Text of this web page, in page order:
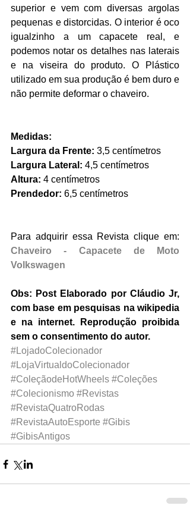
superior e vem com diversas argolas
pequenas e distorcidas. O interior é oco
igualzinho a um capacete real, e
podemos notar os detalhes nas laterais
e na viseira do produto. O Plástico
utilizado em sua produção é bem duro e
não permite deformar o chaveiro.
Medidas:
Largura da Frente: 3,5 centímetros
Largura Lateral: 4,5 centímetros
Altura: 4 centímetros
Prendedor: 6,5 centímetros
Chaveiro - Capacete de Moto
Volkswagen
Obs: Post Elaborado por Cláudio Jr,
com base em pesquisas na wikipedia
e na internet. Reprodução proibida
sem o consentimento do autor.
#LojadoColecionador
#LojaVirtualdoColecionador
#ColeçãodeHotWheels #Coleções
#Colecionismo #Revistas
#RevistaQuatroRodas
#RevistaAutoEsporte #Gibis
#GibisAntigos